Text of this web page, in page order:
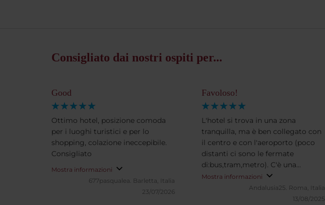
Consigliato dai nostri ospiti per...
Good
Ottimo hotel, posizione comoda
per i luoghi turistici e per lo
shopping, colazione ineccepibile.
Consigliato
Mostra informazioni
677pasqualea. Barletta, Italia
23/07/2026
Favoloso!
L'hotel si trova in una zona
tranquilla, ma è ben collegato con
il centro e con l'aeroporto (poco
distanti ci sono le fermate
di:bus,tram,metro). C'è una
particolare attenzione verso il
cliente, infatti in camera abbiamo
Mostra informazioni
Andalusia25.
Roma, Italia
13/08/2025